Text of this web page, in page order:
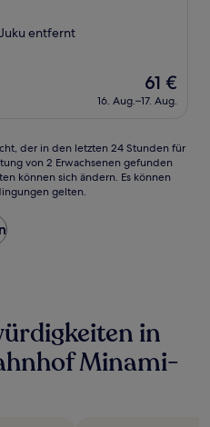
entfernt
Der
Preis
beträgt
61 €
16. Aug.–17. Aug.
der in den letzten 24 Stunden für
von 2 Erwachsenen gefunden
können sich ändern. Es können
gelten.
in
Minami-